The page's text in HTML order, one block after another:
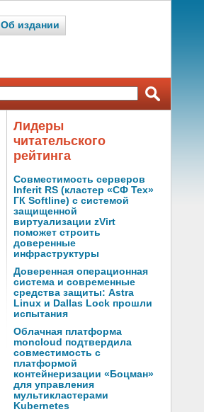
Об издании
Лидеры
читательского
рейтинга
Совместимость серверов
Inferit RS (кластер «СФ Тех»
ГК Softline) с системой
защищенной
виртуализации zVirt
поможет строить
доверенные
инфраструктуры
Доверенная операционная
система и современные
средства защиты: Astra
Linux и Dallas Lock прошли
испытания
Облачная платформа
moncloud подтвердила
совместимость с
платформой
контейнеризации «Боцман»
для управления
мультикластерами
Kubernetes